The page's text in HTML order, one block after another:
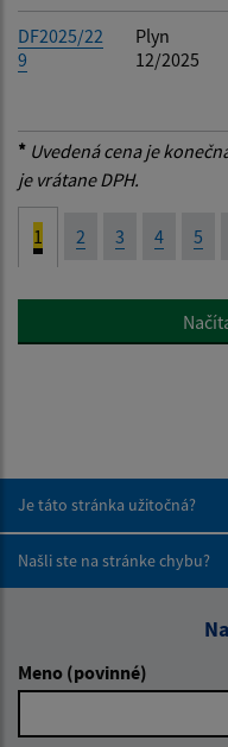
DF2025/22
9
Plyn
12/2025
* Uvedená cena je
je vrátane DPH.
1 2 3 4 5
Je táto stránka užitočná?
Našli ste na stránke chybu?
Meno (povinné)